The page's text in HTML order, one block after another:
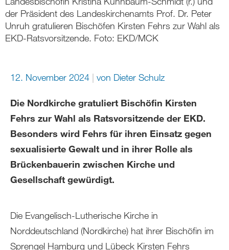
der Präsident des Landeskirchenamts Prof. Dr. Peter
Unruh gratulieren Bischöfen Kirsten Fehrs zur Wahl als
EKD-Ratsvorsitzende. Foto: EKD/MCK
12. November 2024 von Dieter Schulz
Die Nordkirche gratuliert Bischöfin Kirsten
Fehrs zur Wahl als Ratsvorsitzende der EKD.
Besonders wird Fehrs für ihren Einsatz gegen
sexualisierte Gewalt und in ihrer Rolle als
Brückenbauerin zwischen Kirche und
Gesellschaft gewürdigt.
Die Evangelisch-Lutherische Kirche in
Norddeutschland (Nordkirche) hat ihrer Bischöfin im
Sprengel Hamburg und Lübeck Kirsten Fehrs